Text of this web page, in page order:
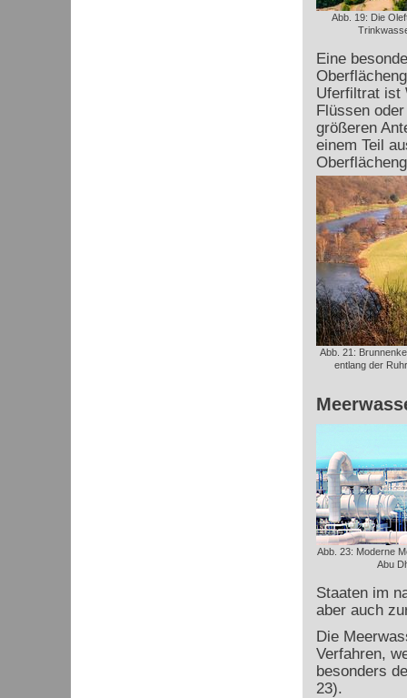
Abb. 19: Die
Eine
Uferfiltrat ist
Flüssen
größeren
einem Teil
Abb. 21:
entlang der
Abb. 23: Moderne
Abu
Staaten im
aber auch
Die
Verfahren,
besonders
23).